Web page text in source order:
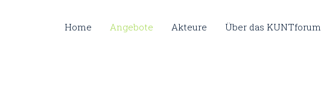
Home Angebote Akteure Über das KUNTforum